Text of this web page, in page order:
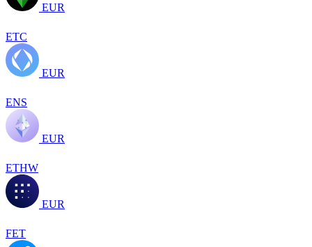
EUR
ETC
EUR
ENS
EUR
ETHW
EUR
FET